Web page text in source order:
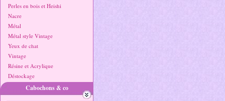
Perles en bois et Heishi
Nacre
Métal
Métal style Vintage
Yeux de chat
Vintage
Résine et Acrylique
Déstockage
Cabochons & co